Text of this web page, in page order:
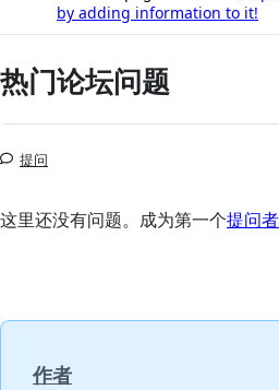
by adding information to it!
热门论坛问题
提问
这里还没有问题。成为第一个提问者
作者